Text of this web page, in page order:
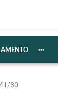
···
30